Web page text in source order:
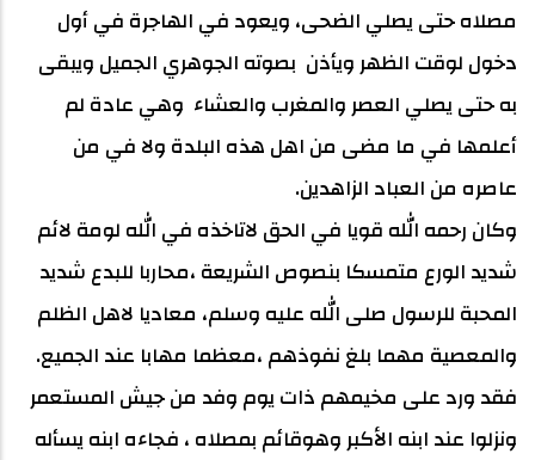
مصلاه حتى يصلي الضحى، ويعود في الهاجرة في أول
دخول لوقت الظهر ويأذن بصوته الجوهري الجميل ويبقى
به حتى يصلي العصر والمغرب والعشاء وهي عادة لم
أعلمها في ما مضى من اهل هذه البلدة ولا في من
عاصره من العباد الزاهدين.
وكان رحمه الله قويا في الحق لاتاخذه في الله لومة لائم
شديد الورع متمسكا بنصوص الشريعة ،محاربا للبدع شديد
المحبة للرسول صلى الله عليه وسلم، معاديا لاهل الظلم
والمعصية مهما بلغ نفوذهم ،معظما مهابا عند الجميع.
فقد ورد على مخيمهم ذات يوم وفد من جيش المستعمر
ونزلوا عند ابنه الأكبر وهوقائم بمصلاه ، فجاءه ابنه يسأله